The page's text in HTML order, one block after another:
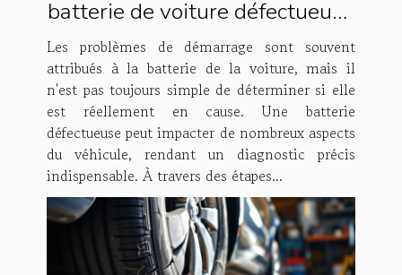
batterie de voiture défectueuse
?
Les problèmes de démarrage sont souvent
attribués à la batterie de la voiture, mais il
n'est pas toujours simple de déterminer si elle
est réellement en cause. Une batterie
défectueuse peut impacter de nombreux aspects
du véhicule, rendant un diagnostic précis
indispensable. À travers des étapes...